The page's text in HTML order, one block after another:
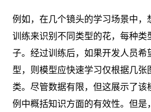
例如，在几个镜头的学习场景中，
训练来识别不同类型的花，每种类
子。经过训练后，如果开发人员希
型，则模型应快速学习仅根据几张
类。尽管数据有限，但这展示了该
例中概括知识方面的有效性。但是